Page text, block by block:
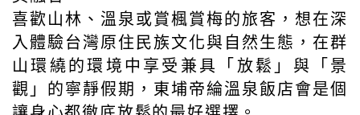
周圍山勢、溪谷環繞，坐落山林之中，自然
環境優美，四季都有景色變化，利用當地東
埔溫泉打造露天湯屋、室內洞窟式水療、兒
童戲水池等多元溫泉設施。
飯店提供多種客房且設計多樣，從標準雙人